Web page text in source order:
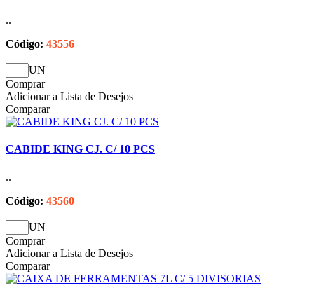
..
Código: 43556
UN
Comprar
Adicionar a Lista de Desejos
Comparar
CABIDE KING CJ. C/ 10 PCS
..
Código: 43560
UN
Comprar
Adicionar a Lista de Desejos
Comparar